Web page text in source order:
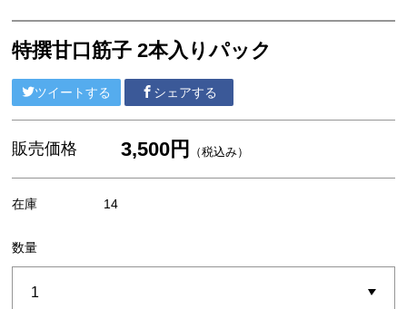
魚卵詰合せ
特撰甘口筋子 2本入りパック
ツイートする シェアする
販売価格 3,500円 （税込み）
在庫 14
数量